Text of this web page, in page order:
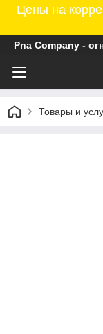
Цены на
Pna Company -
Товары и